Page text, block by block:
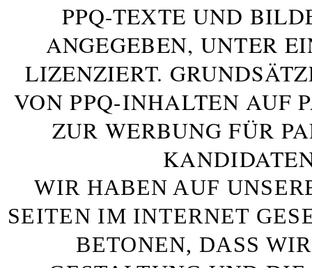
PPQ-TEXTE UND
ANGEGEBEN, UNTER
LIZENZIERT.
VON PPQ-INHALTEN AUF
ZUR WERBUNG FÜR
WIR HABEN AUF
SEITEN IM INTERNET
BETONEN, DASS